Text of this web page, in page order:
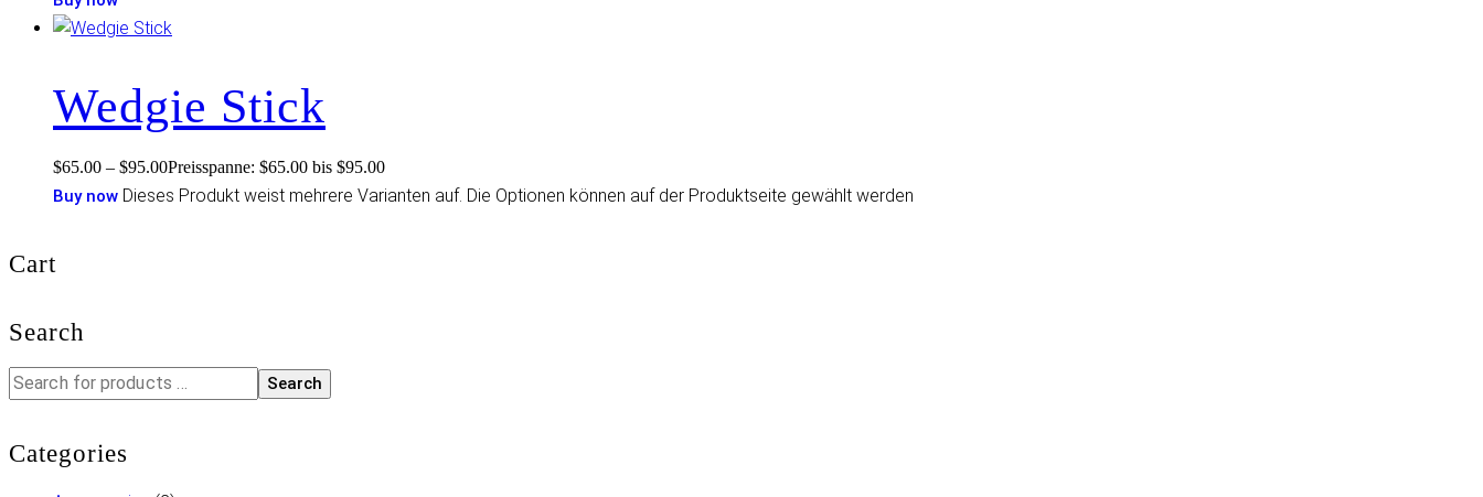
Wedgie Stick
$65.00 – $95.00Preisspanne: $65.00 bis $95.00
Buy now Dieses Produkt weist mehrere Varianten auf. Die Optionen können auf der Produktseite gewählt werden
Cart
Search
Search
Categories